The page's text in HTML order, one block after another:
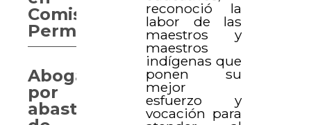
reconoció la
labor de las
maestros y
maestros
indígenas que
ponen su
mejor
esfuerzo y
vocación para
Comisiones
Permanentes
Abogan
por
abasto